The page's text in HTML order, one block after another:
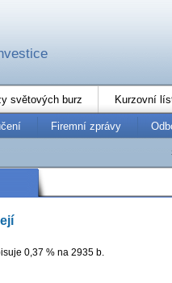
světových burz Kurzovní
Firemní zprávy
0,37 % na 2935 b.